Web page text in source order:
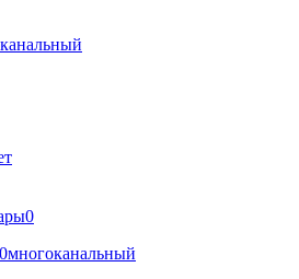
0
многоканальный